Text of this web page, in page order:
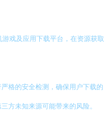
戏及应用下载平台，在资源获取
严格的安全检测，确保用户下载的
方未知来源可能带来的风险。